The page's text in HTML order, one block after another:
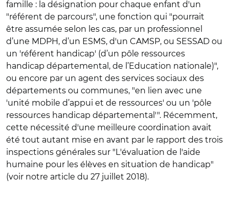
famille : la désignation pour chaque enfant d'un
"référent de parcours", une fonction qui "pourrait
être assumée selon les cas, par un professionnel
d’une MDPH, d’un ESMS, d'un CAMSP, ou SESSAD ou
un 'référent handicap' (d’un pôle ressources
handicap départemental, de l’Education nationale)",
ou encore par un agent des services sociaux des
départements ou communes, "en lien avec une
'unité mobile d’appui et de ressources' ou un 'pôle
ressources handicap départemental'". Récemment,
cette nécessité d'une meilleure coordination avait
été tout autant mise en avant par le rapport des trois
inspections générales sur "L'évaluation de l'aide
humaine pour les élèves en situation de handicap"
(voir notre article du 27 juillet 2018).